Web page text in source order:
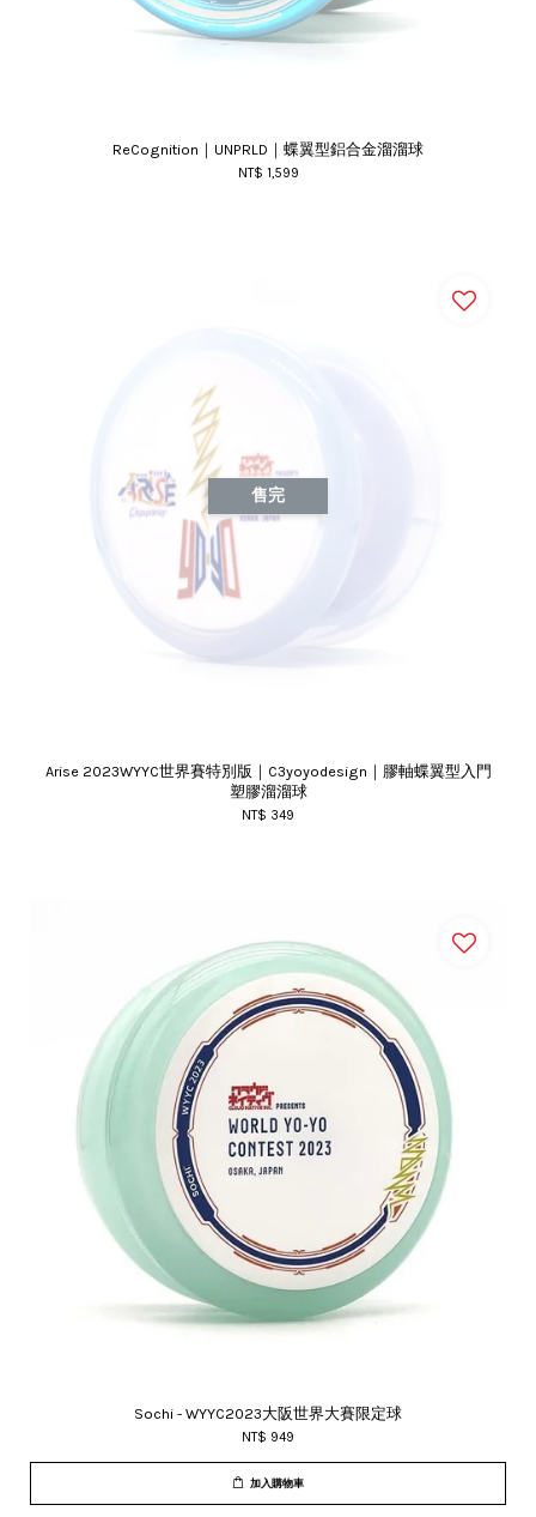
ReCognition｜UNPRLD｜蝶翼型鋁合金溜溜球
NT$ 1,599
售完
Arise 2023WYYC世界賽特別版｜C3yoyodesign｜膠軸蝶翼型入門
塑膠溜溜球
NT$ 349
Sochi - WYYC2023大阪世界大賽限定球
NT$ 949
加入購物車